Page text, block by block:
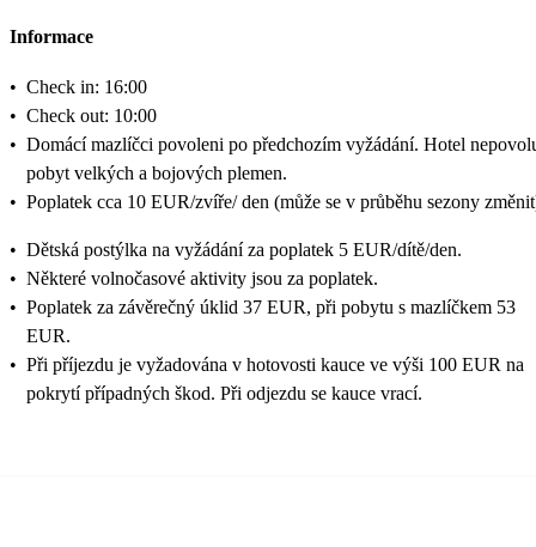
Informace
• Check in: 16:00
• Check out: 10:00
• Domácí mazlíčci povoleni po předchozím vyžádání. Hotel
pobyt velkých a bojových plemen.
• Poplatek cca 10 EUR/zvíře/ den (může se v průběhu sezony
• Dětská postýlka na vyžádání za poplatek 5 EUR/dítě/den.
• Některé volnočasové aktivity jsou za poplatek.
• Poplatek za závěrečný úklid 37 EUR, při pobytu s mazlíčkem 53
EUR.
• Při příjezdu je vyžadována v hotovosti kauce ve výši 100 EUR na
pokrytí případných škod. Při odjezdu se kauce vrací.